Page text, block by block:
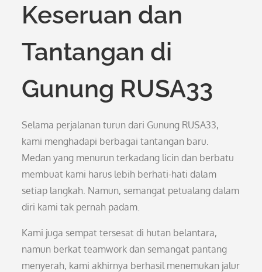
Keseruan dan
Tantangan di
Gunung RUSA33
Selama perjalanan turun dari Gunung RUSA33,
kami menghadapi berbagai tantangan baru.
Medan yang menurun terkadang licin dan berbatu
membuat kami harus lebih berhati-hati dalam
setiap langkah. Namun, semangat petualang dalam
diri kami tak pernah padam.
Kami juga sempat tersesat di hutan belantara,
namun berkat teamwork dan semangat pantang
menyerah, kami akhirnya berhasil menemukan jalur